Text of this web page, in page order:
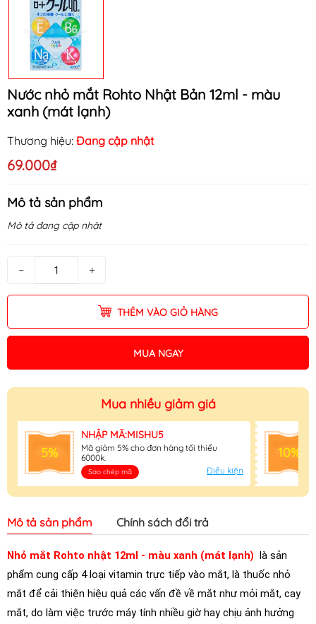
Nước nhỏ mắt Rohto Nhật Bản 12ml - màu
xanh (mát lạnh)
Thương hiệu: Đang cập nhật
69.000₫
Mô tả sản phẩm
Mô tả đang cập nhật
− +
THÊM VÀO GIỎ HÀNG
MUA NGAY
Mua nhiều giảm giá
5%
NHẬP MÃ:MISHU5
Mã giảm 5% cho đơn hàng tối thiểu
6000k.
Sao chép mã Điều kiện
10%
Điều kiện:
Mô tả sản phẩm Chính sách đổi trả
Nhỏ mắt Rohto nhật 12ml - màu xanh (mát lạnh) là sản
phẩm cung cấp 4 loại vitamin trực tiếp vào mắt, là thuốc nhỏ
mắt để cải thiện hiệu quả các vấn đề về mắt như mỏi mắt, cay
mắt, do làm việc trước máy tính nhiều giờ hay chịu ảnh hưởng